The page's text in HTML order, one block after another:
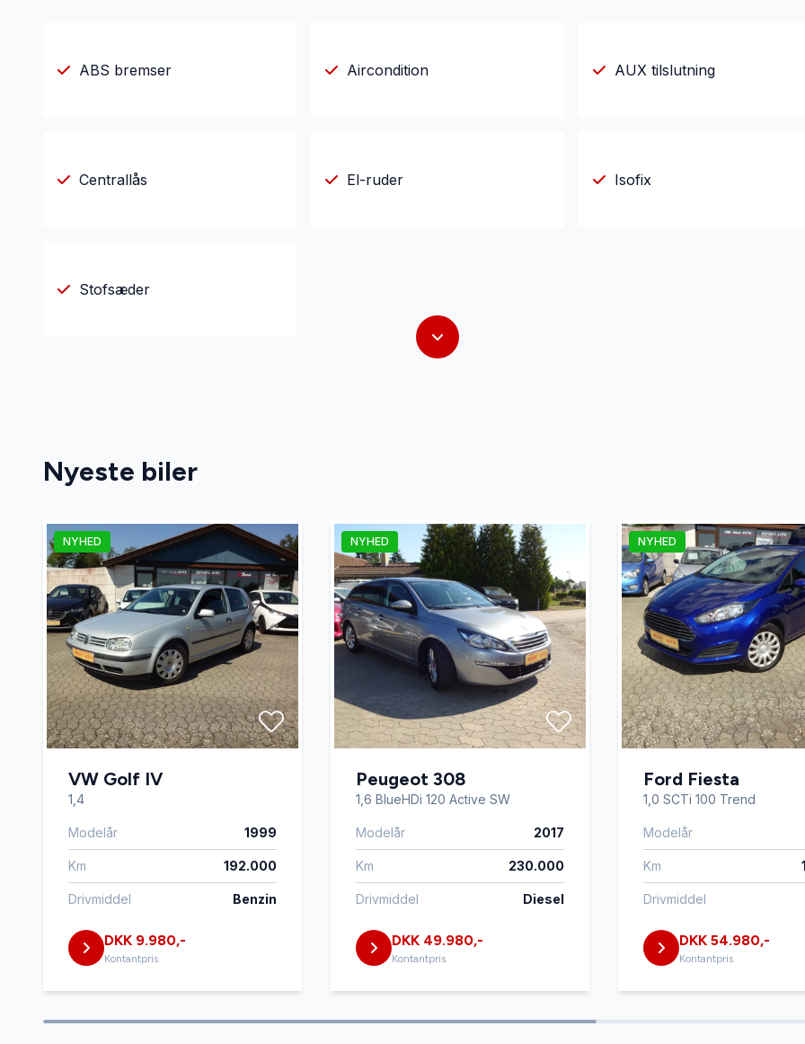
ABS bremser Aircondition AUX tilslutning
Centrallås El-ruder Isofix
Stofsæder
Nyeste biler
NYHED
VW Golf IV
1,4
Modelår 1999
Km 192.000
Drivmiddel Benzin
DKK 9.980,-
Kontantpris
NYHED
Peugeot 308
1,6 BlueHDi 120 Active SW
Modelår 2017
Km 230.000
Drivmiddel Diesel
DKK 49.980,-
Kontantpris
NYHED
Ford Fiesta
1,0 SCTi 100 Trend
Modelår
Km
Drivmiddel
DKK 54.980,-
Kontantpris